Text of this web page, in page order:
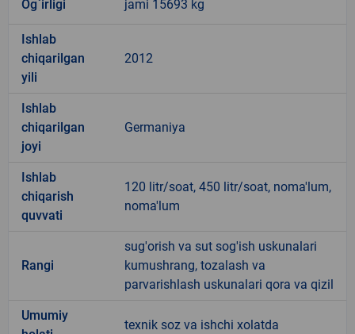
Og`irligi jami 15693 kg
Ishlab
chiqarilgan
yili
2012
Ishlab
chiqarilgan
joyi
Germaniya
Ishlab
chiqarish
quvvati
120 litr/soat, 450 litr/soat, noma'lum,
noma'lum
Rangi
sug'orish va sut sog'ish uskunalari
kumushrang, tozalash va
parvarishlash uskunalari qora va qizil
Umumiy
texnik soz va ishchi xolatda